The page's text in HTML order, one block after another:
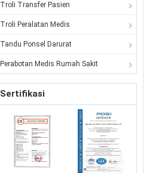
Troli Transfer Pasien
Troli Peralatan Medis
Tandu Ponsel Darurat
Perabotan Medis Rumah Sakit
Sertifikasi